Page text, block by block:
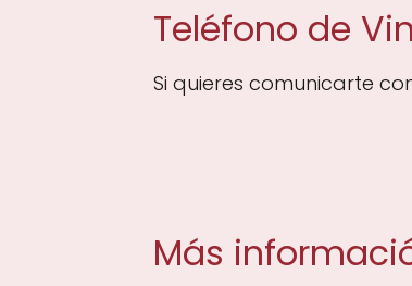
Teléfono de
Si quieres comunicarte
Más